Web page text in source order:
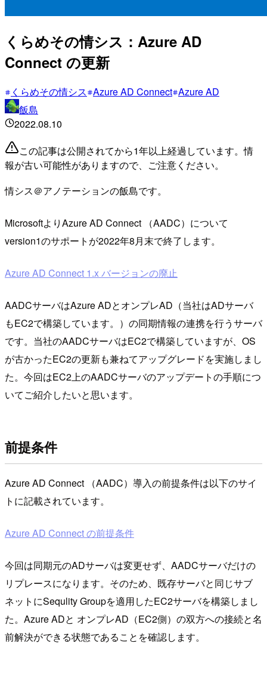
くらめその情シス：Azure AD
Connect の更新
くらめその情シス Azure AD Connect Azure AD
飯島
2022.08.10
この記事は公開されてから1年以上経過しています。情
報が古い可能性がありますので、ご注意ください。
情シス＠アノテーションの飯島です。
MicrosoftよりAzure AD Connect （AADC）について
version1のサポートが2022年8月末で終了します。
Azure AD Connect 1.x バージョンの廃止
AADCサーバはAzure ADとオンプレAD（当社はADサーバ
もEC2で構築しています。）の同期情報の連携を行うサーバ
です。当社のAADCサーバはEC2で構築していますが、OS
が古かったEC2の更新も兼ねてアップグレードを実施しまし
た。今回はEC2上のAADCサーバのアップデートの手順につ
いてご紹介したいと思います。
前提条件
Azure AD Connect （AADC）導入の前提条件は以下のサイ
トに記載されています。
Azure AD Connect の前提条件
今回は同期元のADサーバは変更せず、AADCサーバだけの
リプレースになります。そのため、既存サーバと同じサブ
ネットにSequlity Groupを適用したEC2サーバを構築しまし
た。Azure ADと オンプレAD（EC2側）の双方への接続と名
前解決ができる状態であることを確認します。